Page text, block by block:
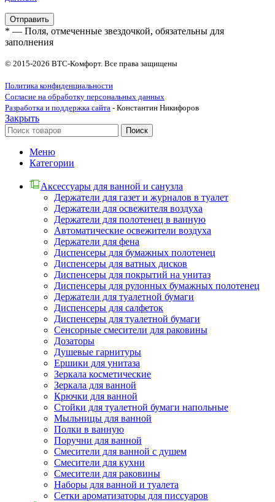
* — Поля, отмеченные звездочкой, обязательны для
заполнения
© 2015-2026 ВТС-Комфорт. Все права защищены
Политика конфиденциальности
Согласие на обработку персональных данных
Разработка и поддержка сайта - Константин Никифоров
Закрыть
Поиск
Меню
Категории
Аксессуары для ванной и санузла
Держатели для газет и журналов в туалет
Держатели для освежителя воздуха
Держатели для полотенец в ванную
Автоматические освежители воздуха
Держатели для фена
Диспенсеры для бумажных полотенец
Диспенсеры для ватных дисков
Диспенсеры для покрытий на унитаз
Диспенсеры для рулонных бумажных полотенец
Держатели для туалетной бумаги
Диспенсеры для салфеток
Диспенсеры для туалетной бумаги
Сенсорные смесители для раковины
Дозаторы
Душевые гарнитуры
Ершики для унитаза
Зеркала косметические
Зеркала для ванной
Крючки для ванной
Стойки для туалетной бумаги напольные
Мыльницы для ванной
Полки в ванную
Поручни для ванной
Смесители для ванной с душем
Смесители для кухни
Смесители для раковины
Наборы для ванной и туалета
Сетки ароматизаторы для писсуаров